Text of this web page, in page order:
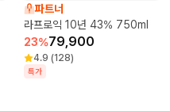
파트너
라프로익 10년 43% 750ml
23%79,900
4.9 (128)
특가